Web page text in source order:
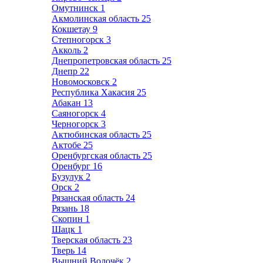
Омутнинск 1
Акмолинская область 25
Кокшетау 9
Степногорск 3
Акколь 2
Днепропетровская область 25
Днепр 22
Новомосковск 2
Республика Хакасия 25
Абакан 13
Саяногорск 4
Черногорск 3
Актюбинская область 25
Актобе 25
Оренбургская область 25
Оренбург 16
Бузулук 2
Орск 2
Рязанская область 24
Рязань 18
Скопин 1
Шацк 1
Тверская область 23
Тверь 14
Вышний Волочёк 2